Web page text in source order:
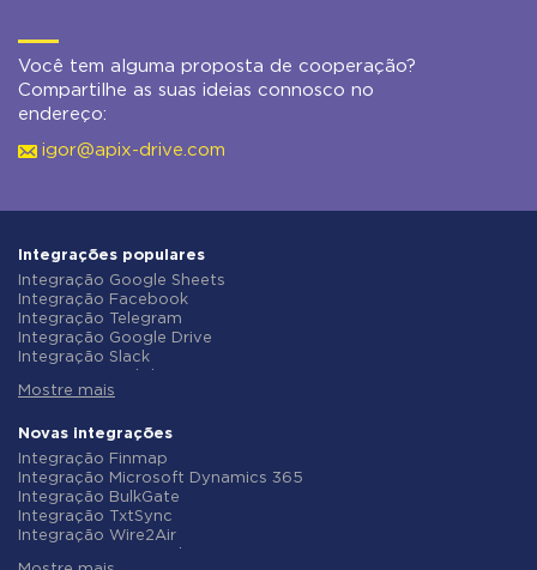
Você tem alguma proposta de cooperação?
Compartilhe as suas ideias connosco no
endereço:
igor@apix-drive.com
Integrações populares
Integração Google Sheets
Integração Facebook
Integração Telegram
Integração Google Drive
Integração Slack
Integração Gmail
Integração ClickUp
Integração Airtable
Integração Google Contacts
Integração OpenAI (ChatGPT)
Integração Instagram
Integração ActiveCampaign
Integração Typeform
Mostre mais
Novas integrações
Integração Finmap
Integração Microsoft Dynamics 365
Integração BulkGate
Integração TxtSync
Integração Wire2Air